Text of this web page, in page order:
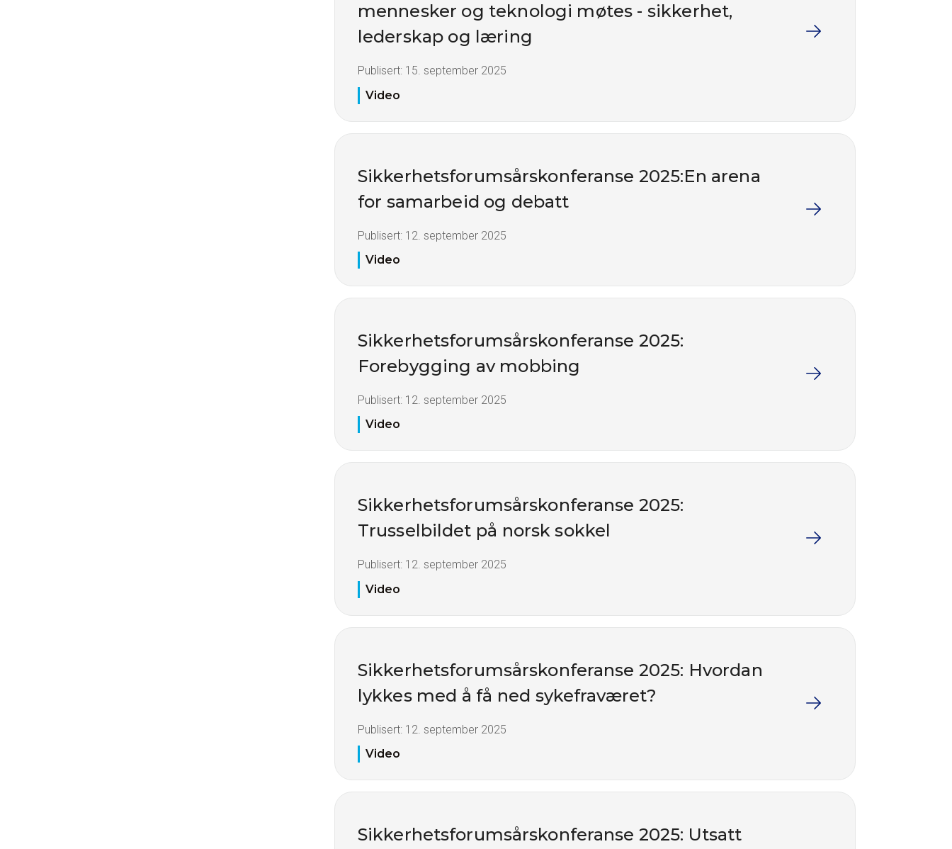
mennesker og teknologi møtes - sikkerhet,
lederskap og læring
Publisert: 15. september 2025
Video
Sikkerhetsforumsårskonferanse 2025:En arena
for samarbeid og debatt
Publisert: 12. september 2025
Video
Sikkerhetsforumsårskonferanse 2025:
Forebygging av mobbing
Publisert: 12. september 2025
Video
Sikkerhetsforumsårskonferanse 2025:
Trusselbildet på norsk sokkel
Publisert: 12. september 2025
Video
Sikkerhetsforumsårskonferanse 2025: Hvordan
lykkes med å få ned sykefraværet?
Publisert: 12. september 2025
Video
Sikkerhetsforumsårskonferanse 2025: Utsatt